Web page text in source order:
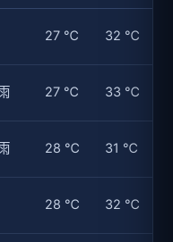
27 ℃ 32 ℃
27 ℃ 33 ℃
28 ℃ 31 ℃
28 ℃ 32 ℃